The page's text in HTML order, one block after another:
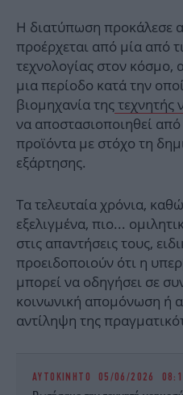
Η διατύπωση προκάλεσε
προέρχεται από μία από
τεχνολογίας στον κόσμο,
μια περίοδο κατά την
βιομηχανία τηςτεχνητής
να αποστασιοποιηθεί από
προϊόντα με στόχο τη
εξάρτησης.
Τα τελευταία χρόνια,
εξελιγμένα, πιο...
στις απαντήσεις τους,
προειδοποιούν ότι η
μπορεί να οδηγήσει σε
κοινωνική απομόνωση ή
αντίληψη της
ΑΥΤΟΚΙΝΗΤΟ 05/06/2026